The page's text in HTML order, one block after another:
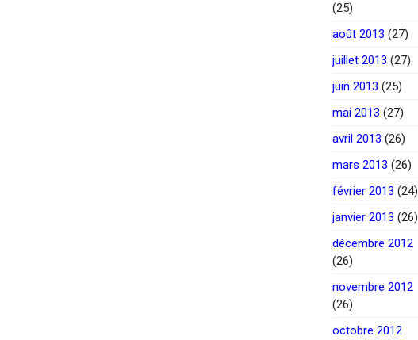
(25)
août 2013 (27)
juillet 2013 (27)
juin 2013 (25)
mai 2013 (27)
avril 2013 (26)
mars 2013 (26)
février 2013 (24)
janvier 2013 (26)
décembre 2012
(26)
novembre 2012
(26)
octobre 2012